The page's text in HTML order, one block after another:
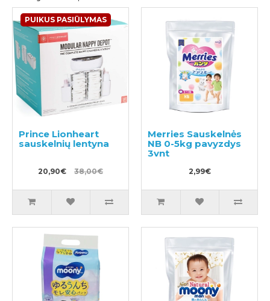
PUIKUS PASIŪLYMAS
Prince Lionheart
sauskelnių lentyna
20,90€ 38,00€
Merries Sauskelnės
NB 0-5kg pavyzdys
3vnt
2,99€